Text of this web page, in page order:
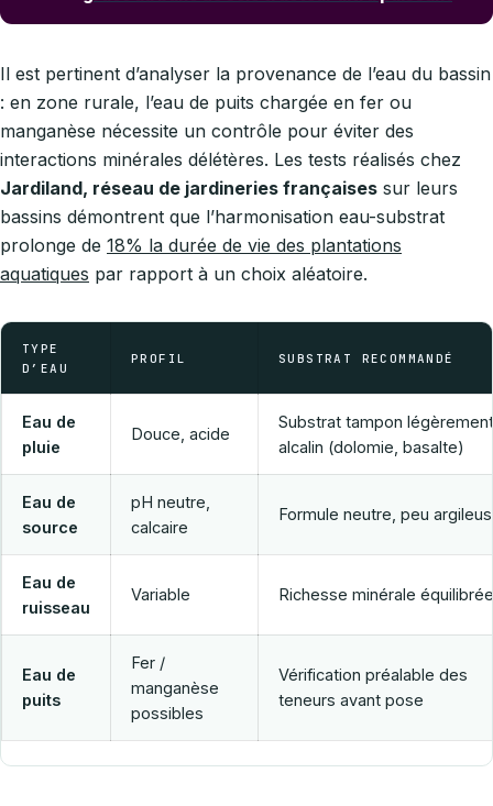
Il est pertinent d’analyser la provenance de l’eau du bassin
: en zone rurale, l’eau de puits chargée en fer ou
manganèse nécessite un contrôle pour éviter des
interactions minérales délétères. Les tests réalisés chez
Jardiland, réseau de jardineries françaises sur leurs
bassins démontrent que l’harmonisation eau-substrat
prolonge de 18% la durée de vie des plantations
aquatiques par rapport à un choix aléatoire.
TYPE
D’EAU
PROFIL SUBSTRAT RECOMMANDÉ
Eau de
pluie
Douce, acide
Substrat tampon légèrement
alcalin (dolomie, basalte)
Eau de
source
pH neutre,
calcaire
Formule neutre, peu
Eau de
ruisseau
Variable Richesse minérale équilibrée
Eau de
puits
Fer /
manganèse
possibles
Vérification préalable des
teneurs avant pose